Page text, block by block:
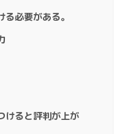
必要がある。
けると評判が上が